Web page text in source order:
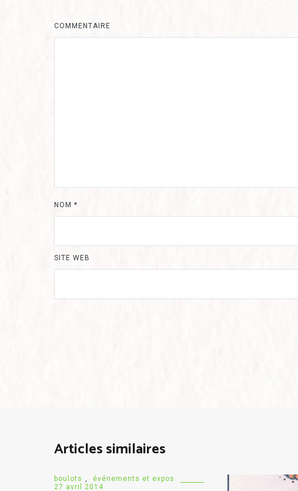
COMMENTAIRE
NOM *
SITE WEB
Articles similaires
boulots
événements et expos
27 avril 2014